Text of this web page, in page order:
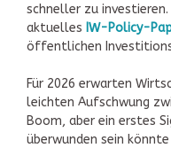
schneller zu
aktuelles IW-Policy-
öffentlichen
Für 2026 erwarten
leichten Aufschwung
Boom, aber ein erstes
überwunden sein